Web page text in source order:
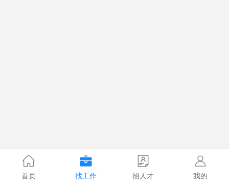
首页 找工作 招人才 我的